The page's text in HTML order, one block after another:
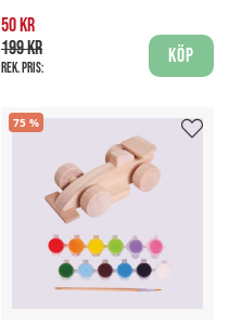
50 kr
199 kr
Rek. pris:
Köp
75